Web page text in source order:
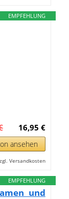
EMPFEHLUNG
16,95 €
ansehen
Versandkosten
EMPFEHLUNG
und